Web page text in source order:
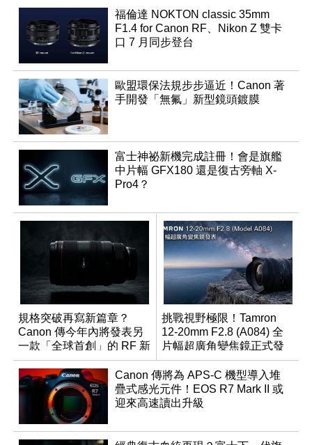
福倫達 NOKTON classic 35mm
F1.4 for Canon RF、Nikon Z 雙卡
口 7 月同步登台
歐盟環保法規步步逼近！Canon 著
手開發「無氟」新型鏡頭鍍膜
富士神祕新機完成註冊！會是旗艦
中片幅 GFX180 還是復古旁軸 X-
Pro4？
規格突破再寫新篇章？
Canon 傳今年內將發表另
一款「全球首創」的 RF 新
鏡頭
挑戰視野極限！Tamron
12-20mm F2.8 (A084) 全
片幅超廣角變焦鏡正式發
表
Canon 傳將為 APS-C 機型導入堆
疊式感光元件！EOS R7 Mark II 或
迎來高速讀出升級